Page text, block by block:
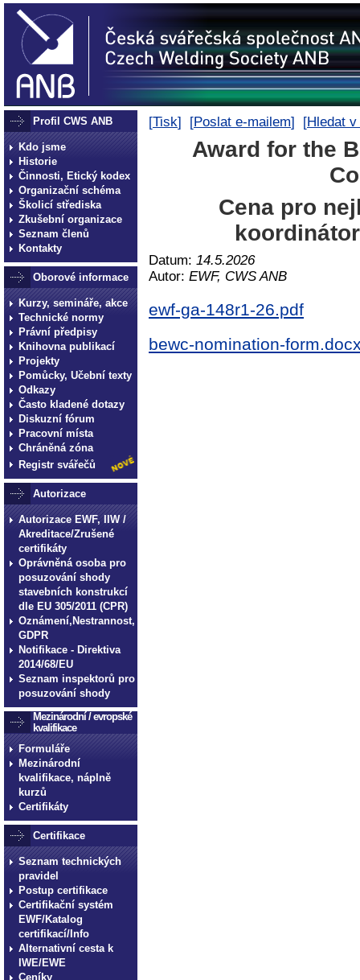
Profil CWS ANB
Kdo jsme
Historie
Činnosti, Etický kodex
Organizační schéma
Školicí střediska
Zkušební organizace
Seznam členů
Kontakty
Oborové informace
Kurzy, semináře, akce
Technické normy
Právní předpisy
Knihovna publikací
Projekty
Pomůcky, Učební texty
Odkazy
Často kladené dotazy
Diskuzní fórum
Pracovní místa
Chráněná zóna
Registr svářečů
Autorizace
Autorizace EWF, IIW /
Akreditace/Zrušené
certifikáty
Oprávněná osoba pro
posuzování shody
stavebních konstrukcí
dle EU 305/2011 (CPR)
Oznámení,Nestrannost,
GDPR
Notifikace - Direktiva
2014/68/EU
Seznam inspektorů pro
posuzování shody
Mezinárodní / evropské
kvalifikace
Formuláře
Mezinárodní
kvalifikace, náplně
kurzů
Certifikáty
Certifikace
Seznam technických
pravidel
Postup certifikace
Certifikační systém
EWF/Katalog
certifikací/Info
Alternativní cesta k
IWE/EWE
Ceníky
[Tisk] [Poslat e-mailem] [Hledat
Award for the
Cena pro
Datum: 14.5.2026
Autor: EWF, CWS ANB
ewf-ga-148r1-26.pdf
bewc-nomination-